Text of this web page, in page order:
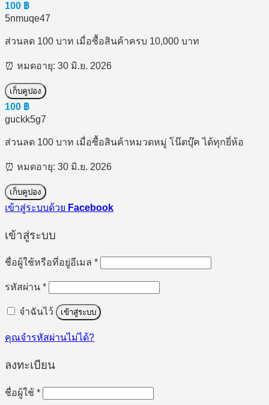
100 ฿
5nmuqe47
ส่วนลด 100 บาท เมื่อซื้อสินค้าครบ 10,000 บาท
⏰ หมดอายุ: 30 มิ.ย. 2026
เก็บคูปอง
100 ฿
guckk5g7
ส่วนลด 100 บาท เมื่อซื้อสินค้าหมวดหมู่ โน๊ตบุ๊ค ได้ทุกยี่ห้อ
⏰ หมดอายุ: 30 มิ.ย. 2026
เก็บคูปอง
เข้าสู่ระบบด้วย Facebook
เข้าสู่ระบบ
ชื่อผู้ใช้หรือที่อยู่อีเมล *ต้องการ
รหัสผ่าน *ต้องการ
จำฉันไว้ เข้าสู่ระบบ
คุณจำรหัสผ่านไม่ได้?
ลงทะเบียน
ชื่อผู้ใช้ *ต้องการ